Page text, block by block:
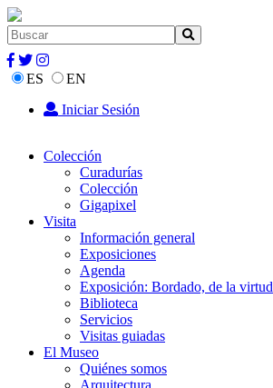
ES
EN
Iniciar Sesión
Colección
Curadurías
Colección
Gigapixel
Visita
Información general
Exposiciones
Agenda
Exposición: Bordado, de la virtud
Biblioteca
Servicios
Visitas guiadas
El Museo
Quiénes somos
Arquitectura